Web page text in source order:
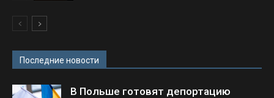
Последние новости
В Польше готовят депортацию